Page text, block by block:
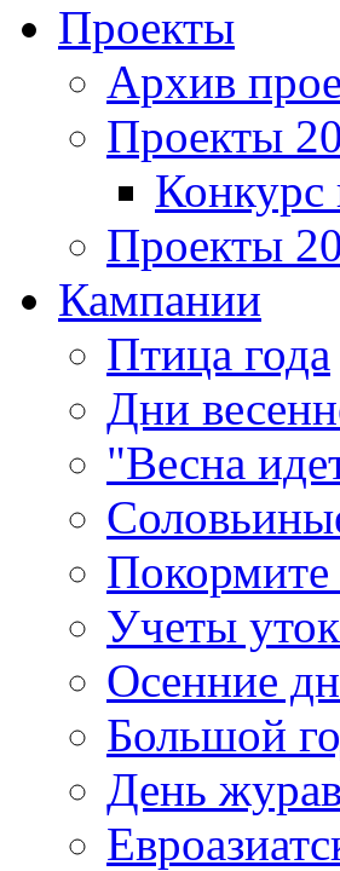
Проекты
Архив
Проекты
Конкурс
Проекты
Кампании
Птица года
Дни
"Весна
Покормите
Учеты
Осенние
Большой
День